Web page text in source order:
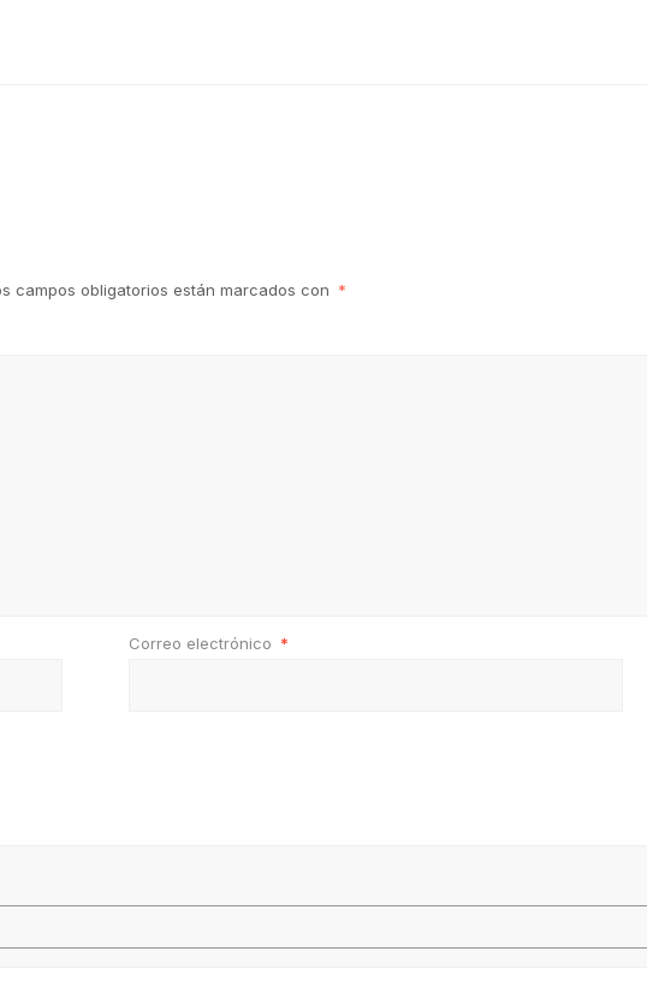
campos obligatorios están marcados con *
Correo electrónico *